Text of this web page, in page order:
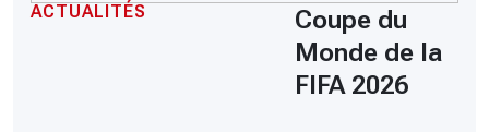
ACTUALITÉS
Coupe du
Monde de la
FIFA 2026